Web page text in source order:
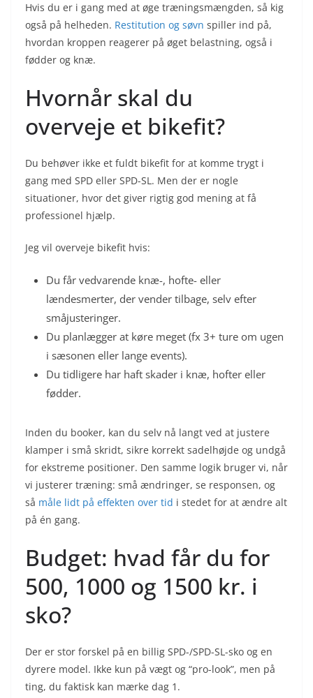
Hvis du er i gang med at øge træningsmængden, så kig
også på helheden. Restitution og søvn spiller ind på,
hvordan kroppen reagerer på øget belastning, også i
fødder og knæ.
Hvornår skal du
overveje et bikefit?
Du behøver ikke et fuldt bikefit for at komme trygt i
gang med SPD eller SPD-SL. Men der er nogle
situationer, hvor det giver rigtig god mening at få
professionel hjælp.
Jeg vil overveje bikefit hvis:
Du får vedvarende knæ-, hofte- eller
lændesmerter, der vender tilbage, selv efter
småjusteringer.
Du planlægger at køre meget (fx 3+ ture om ugen
i sæsonen eller lange events).
Du tidligere har haft skader i knæ, hofter eller
fødder.
Inden du booker, kan du selv nå langt ved at justere
klamper i små skridt, sikre korrekt sadelhøjde og undgå
for ekstreme positioner. Den samme logik bruger vi, når
vi justerer træning: små ændringer, se responsen, og
så måle lidt på effekten over tid i stedet for at ændre alt
på én gang.
Budget: hvad får du for
500, 1000 og 1500 kr. i
sko?
Der er stor forskel på en billig SPD-/SPD-SL-sko og en
dyrere model. Ikke kun på vægt og “pro-look”, men på
ting, du faktisk kan mærke dag 1.